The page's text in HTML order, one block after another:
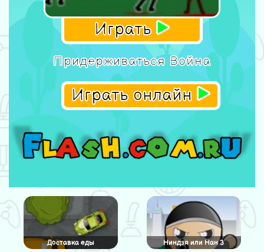
Играть
Придерживаться Война
Играть онлайн
Доставка еды Ниндзя или Нан 3